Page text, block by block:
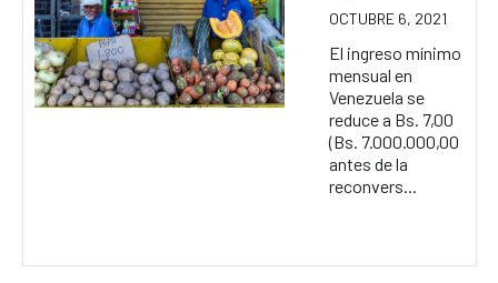
OCTUBRE 6, 2021
El ingreso mínimo
mensual en
Venezuela se
reduce a Bs. 7,00
(Bs. 7.000.000,00
antes de la
reconvers...